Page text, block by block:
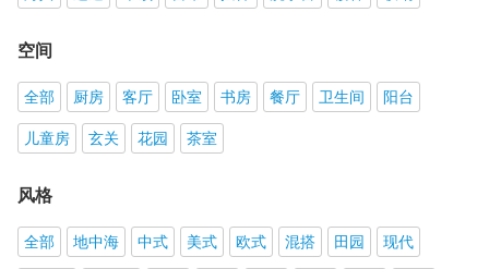
空间
全部 厨房 客厅 卧室 书房 餐厅 卫生间
阳台
儿童房
玄关 花园 茶室
风格
全部 地中海 中式 美式 欧式 混搭 田园
现代